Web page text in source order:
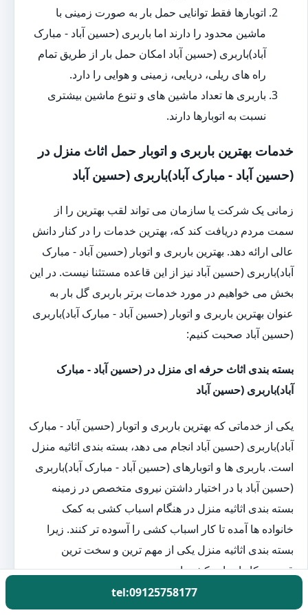
اتوبارها فقط توانایی حمل بار به صورت زمینی با
ماشین محدود را دارند اما باربری (حسین آباد - مبارک
آباد)باربری (حسین آباد امکان حمل بار از طریق تمام
راه های ریلی، دریایی، زمینی و هوایی را دارد.
باربری ها تعداد ماشین های و تنوع ماشین بیشتری
نسبت به اتوبارها دارند.
خدمات بهترین باربری و اتوبار حمل اثاث منزل در
(حسین آباد - مبارک آباد)باربری (حسین آباد
زمانی یک شرکت یا سازمان می تواند لقب بهترین را از
سمت مردم دریافت کند که، بهترین خدمات را در کنار دانش
عالی ارائه دهد. بهترین باربری و اتوبار (حسین آباد - مبارک
آباد)باربری (حسین آباد نیز از این قاعده مستثنا نیست. در این
بخش می خواهیم در مورد خدمات برتر باربری گل بار به
عنوان بهترین باربری و اتوبار (حسین آباد - مبارک آباد)باربری
(حسین آباد صحبت کنیم:
بسته بندی اثاث حرفه ای منزل در (حسین آباد - مبارک
آباد)باربری (حسین آباد
یکی از خدماتی که بهترین باربری و اتوبار (حسین آباد - مبارک
آباد)باربری (حسین آباد انجام می دهد، بسته بندی اثاثیه منزل
است. باربری ها و اتوبارهای (حسین آباد - مبارک آباد)باربری
(حسین آباد با در اختیار داشتن نیروی متخصص در زمینه
بسته بندی اثاثیه منزل در هنگام اسباب کشی به کمک
خانواده ها آمده تا کار اسباب کشی را آسوده تر کنند. زیرا
بسته بندی اثاثیه منزل یکی از مهم ترین و سخت ترین
قسمت کار اسباب کشی است.
tel:09125758177